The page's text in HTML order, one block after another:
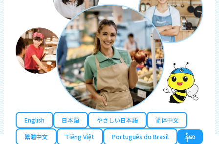
English 日本語 やさしい日本語
简体中文
繁體中文
Tiếng Việt Português do Brasil န်မာ